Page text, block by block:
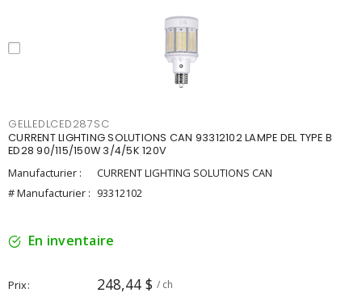
GELLEDLCED287SC
CURRENT LIGHTING SOLUTIONS CAN 93312102 LAMPE DEL TYPE B
ED28 90/115/150W 3/4/5K 120V
Manufacturier :
CURRENT LIGHTING SOLUTIONS CAN
# Manufacturier : 93312102
En inventaire
Prix 248,44 $ / ch